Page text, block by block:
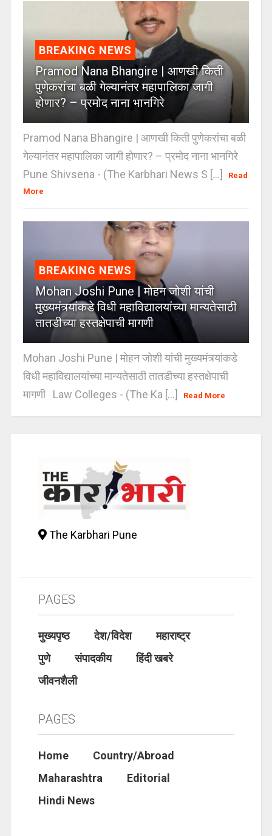
BREAKING NEWS
Pramod Nana Bhangire | आणखी किती
पुणेकरांचा बळी गेल्यानंतर महापालिका जागी
होणार? – प्रमोद नाना भानगिरे
Pramod Nana Bhangire | आणखी किती पुणेकरांचा बळी
गेल्यानंतर महापालिका जागी होणार? – प्रमोद नाना भानगिरे
Pune Shivsena - (The Karbhari News S [...]
Read
More
BREAKING NEWS
Mohan Joshi Pune | मोहन जोशी यांची
मुख्यमंत्र्यांकडे विधी महाविद्यालयांच्या मान्यतेसाठी
तातडीच्या हस्तक्षेपाची मागणी
Mohan Joshi Pune | मोहन जोशी यांची मुख्यमंत्र्यांकडे
विधी महाविद्यालयांच्या मान्यतेसाठी तातडीच्या हस्तक्षेपाची
मागणी Law Colleges - (The Ka [...]
Read More
The Karbhari Pune
PAGES
मुख्यपृष्ठ देश/विदेश
महाराष्ट्र
पुणे
संपादकीय
हिंदी खबरे
जीवनशैली
PAGES
Home
Country/Abroad
Maharashtra
Editorial
Hindi News